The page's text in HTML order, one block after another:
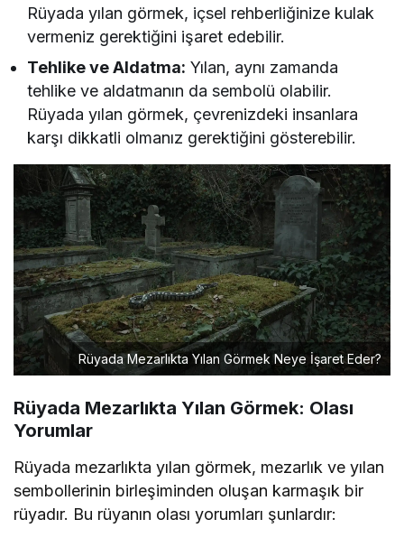
Rüyada yılan görmek, içsel rehberliğinize kulak
vermeniz gerektiğini işaret edebilir.
Tehlike ve Aldatma: Yılan, aynı zamanda
tehlike ve aldatmanın da sembolü olabilir.
Rüyada yılan görmek, çevrenizdeki insanlara
karşı dikkatli olmanız gerektiğini gösterebilir.
Rüyada Mezarlıkta Yılan Görmek Neye İşaret Eder?
Rüyada Mezarlıkta Yılan Görmek: Olası
Yorumlar
Rüyada mezarlıkta yılan görmek, mezarlık ve yılan
sembollerinin birleşiminden oluşan karmaşık bir
rüyadır. Bu rüyanın olası yorumları şunlardır: